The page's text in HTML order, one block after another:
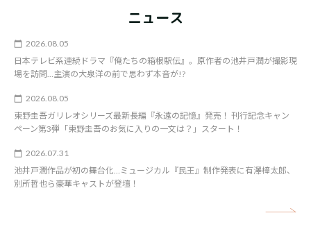
ニュース
2026.08.05
日本テレビ系連続ドラマ『俺たちの箱根駅伝』。原作者の池井戸潤が撮影現
場を訪問…主演の大泉洋の前で思わず本音が!?
2026.08.05
東野圭吾ガリレオシリーズ最新長編『永遠の記憶』発売！ 刊行記念キャン
ペーン第3弾「東野圭吾のお気に入りの一文は？」スタート！
2026.07.31
池井戸潤作品が初の舞台化…ミュージカル『民王』制作発表に有澤樟太郎、
別所哲也ら豪華キャストが登壇！